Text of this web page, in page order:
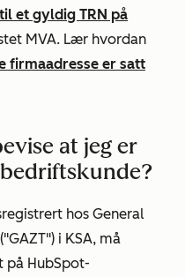
et gyldig TRN på
MVA. Lær hvordan
firmaadresse er satt
at jeg er
hos General
i KSA, må
på HubSpot-